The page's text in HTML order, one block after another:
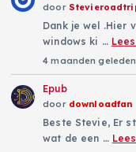
door
Dank je wel .Hier
windows ki …
4 maanden geleden
Epub
door downloadfan
Beste Stevie, Er
wat de een …